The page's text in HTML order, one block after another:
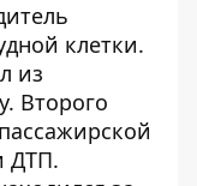
клетки.
из
Второго
ДТП.